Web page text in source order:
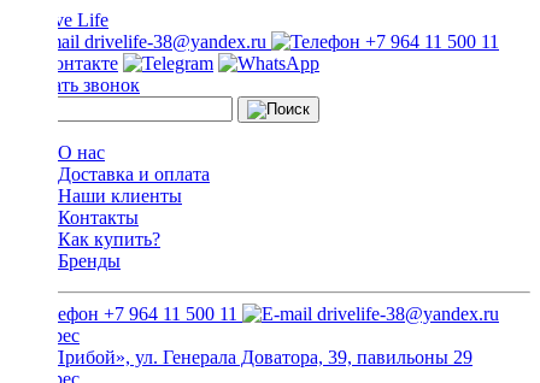
drivelife-38@yandex.ru +7 964 11 500 11
Заказать звонок
О нас
Доставка и оплата
Наши клиенты
Контакты
Как купить?
Бренды
+7 964 11 500 11 drivelife-38@yandex.ru
ТЦ «Прибой», ул. Генерала Доватора, 39, павильоны 29